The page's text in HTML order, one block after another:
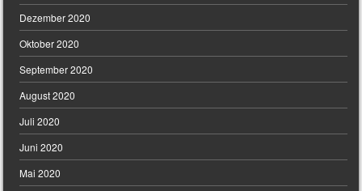
Dezember 2020
Oktober 2020
September 2020
August 2020
Juli 2020
Juni 2020
Mai 2020